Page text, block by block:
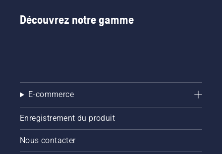
Découvrez notre gamme
E-commerce
Enregistrement du produit
Nous contacter